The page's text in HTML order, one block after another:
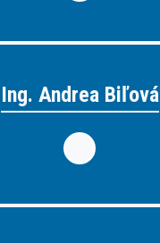
Ing. Andrea Biľová
Ing. Andrea Biľová
vyučuje:
strojárstvo